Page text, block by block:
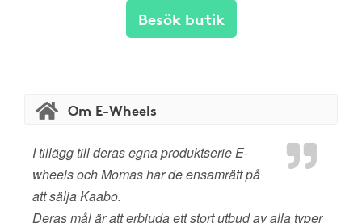
Besök butik
Om E-Wheels
I tillägg till deras egna produktserie E-
wheels och Momas har de ensamrätt på
att sälja Kaabo.
Deras mål är att erbjuda ett stort utbud av alla typer